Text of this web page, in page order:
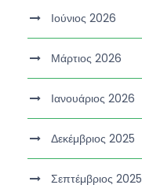
Ιούνιος 2026
Μάρτιος 2026
Ιανουάριος 2026
Δεκέμβριος 2025
Σεπτέμβριος 2025